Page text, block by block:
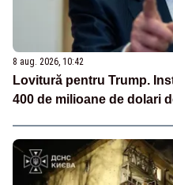
8 aug. 2026, 10:42
Lovitură pentru Trump.
400 de milioane de dolari